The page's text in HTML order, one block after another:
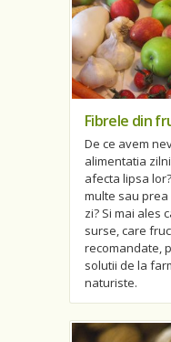
Fibrele din
De ce avem
alimentatia
afecta lipsa
multe sau
zi? Si mai ales
surse, care
recomandate,
solutii de la
naturiste.